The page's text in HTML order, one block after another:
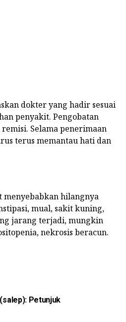
dokter yang hadir sesuai
penyakit. Pengobatan
Selama penerimaan
terus memantau hati dan
menyebabkan hilangnya
mual, sakit kuning,
jarang terjadi, mungkin
nekrosis beracun.
Petunjuk